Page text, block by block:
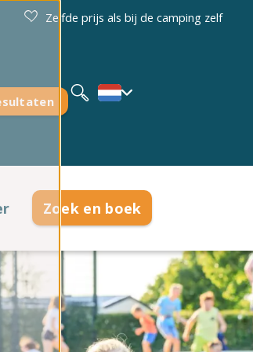
Zelfde prijs als bij de camping zelf
English
Zoek en boek